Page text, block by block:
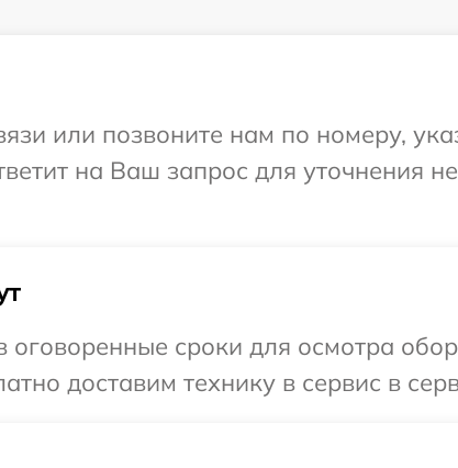
или позвоните нам по номеру,
на Ваш запрос для уточнения
сроки для осмотра
доставим технику в сервис в